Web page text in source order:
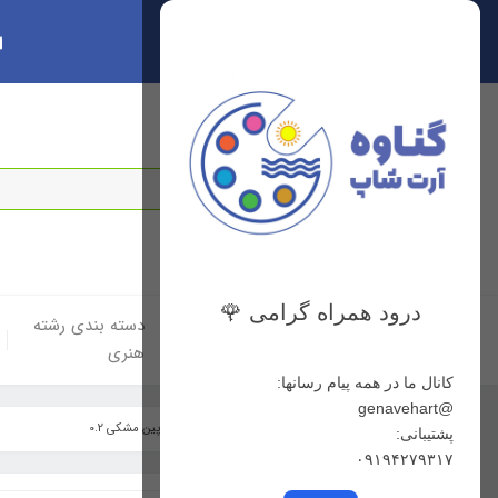
درود همراه گرامی 🌹
کانال ما در همه پیام رسانها:
@genavehart
پشتیبانی:
۰۹۱۹۴۲۷۹۳۱۷
سبد خرید 0
خانه
دسته بندی لوازم
دسته بندی رشته
هنری
راپید یونی پین مشکی 0.2